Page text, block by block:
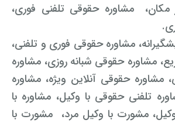
مشاوره حقوقی تلفنی فوری،
.
مشاوره حقوقی فوری و تلفنی،
مشاوره حقوقی شبانه روزی، مشاوره
مشاوره حقوقی آنلاین ویژه، مشاوره
تلفنی حقوقی با وکیل، مشاوره با
مشورت با وکیل مرد، مشورت با